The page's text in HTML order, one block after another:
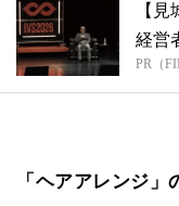
【
経営
PR（
「ヘアアレンジ」